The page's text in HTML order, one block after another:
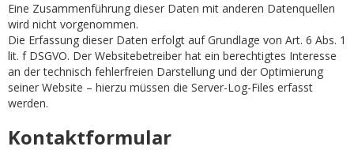
Eine Zusammenführung dieser Daten mit anderen Datenquellen
wird nicht vorgenommen.
Die Erfassung dieser Daten erfolgt auf Grundlage von Art. 6 Abs. 1
lit. f DSGVO. Der Websitebetreiber hat ein berechtigtes Interesse
an der technisch fehlerfreien Darstellung und der Optimierung
seiner Website – hierzu müssen die Server-Log-Files erfasst
werden.
Kontaktformular